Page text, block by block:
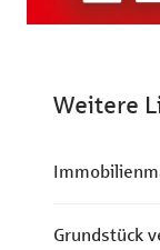
Weitere
Grundstück